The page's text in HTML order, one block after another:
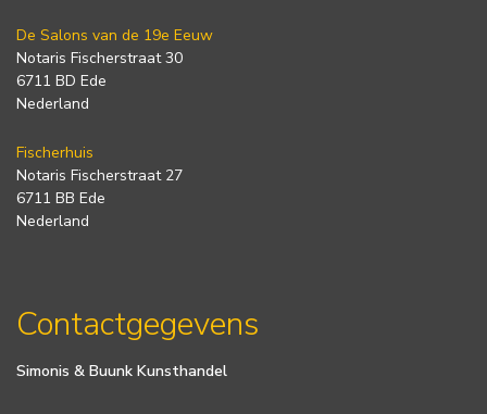
De Salons van de 19e Eeuw
Notaris Fischerstraat 30
6711 BD Ede
Nederland
Fischerhuis
Notaris Fischerstraat 27
6711 BB Ede
Nederland
Contactgegevens
Simonis & Buunk Kunsthandel